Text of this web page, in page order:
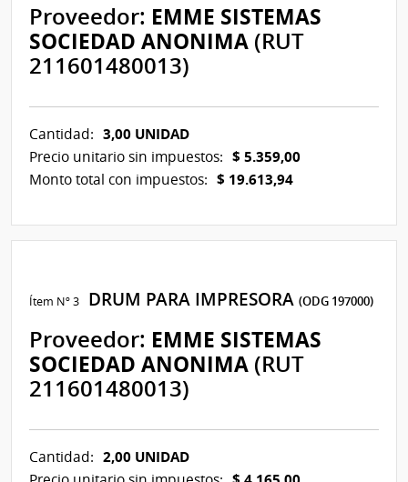
Proveedor: EMME SISTEMAS
SOCIEDAD ANONIMA (RUT
211601480013)
Cantidad: 3,00 UNIDAD
Precio unitario sin impuestos: $ 5.359,00
Monto total con impuestos: $ 19.613,94
Ítem Nº 3 DRUM PARA IMPRESORA(ODG 197000)
Proveedor: EMME SISTEMAS
SOCIEDAD ANONIMA (RUT
211601480013)
Cantidad: 2,00 UNIDAD